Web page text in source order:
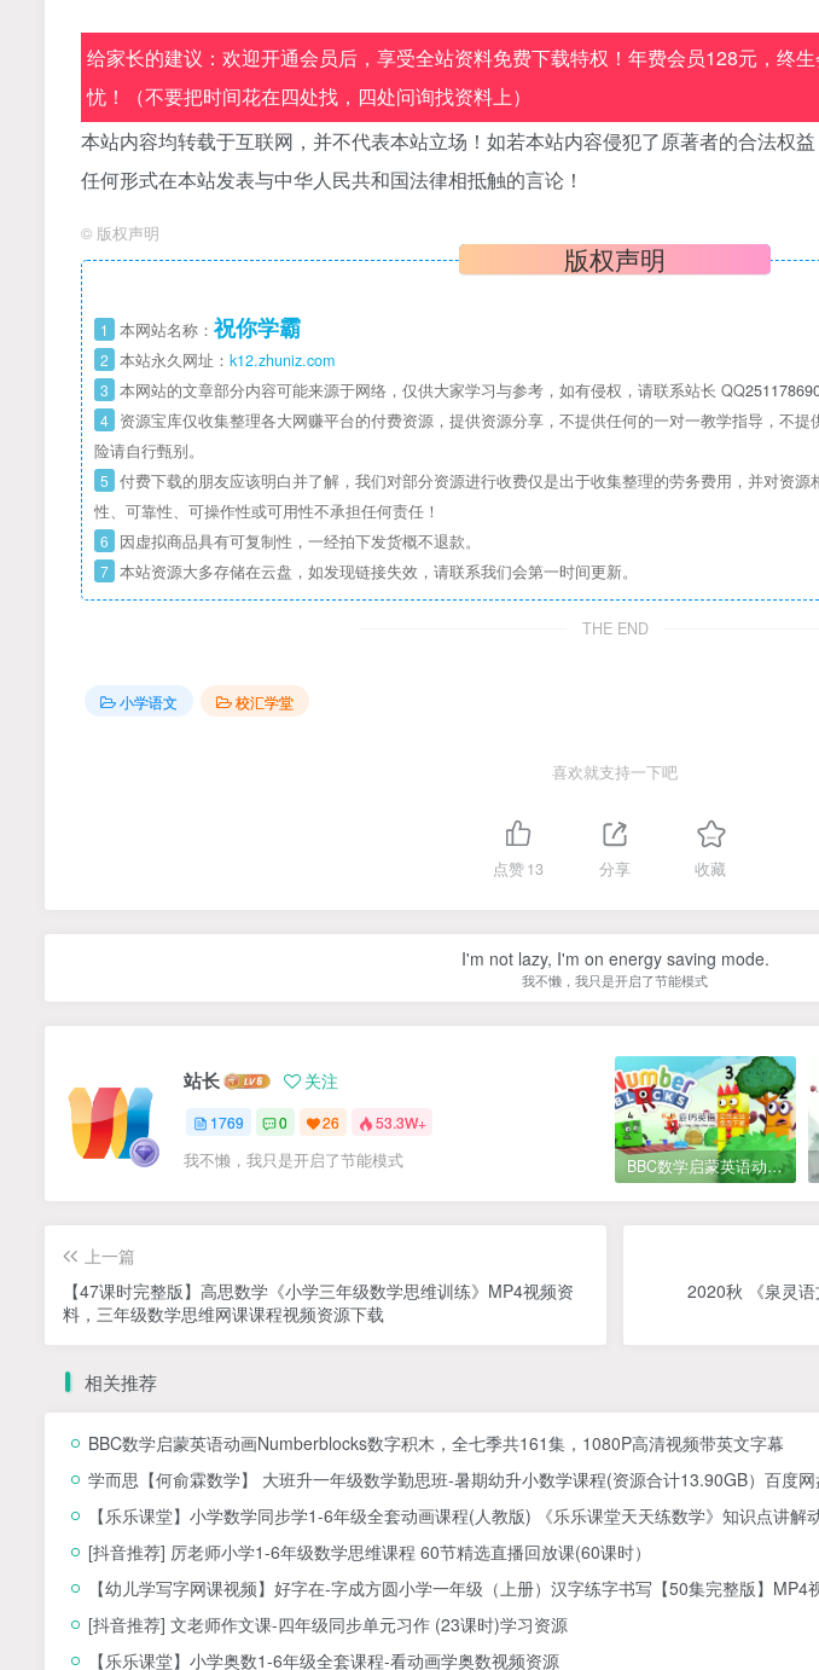
给家长的建议：欢迎开通会员后，享受全站资料免费下载特权！年费会员128元，终
忧！（不要把时间花在四处找，四处问询找资料上）
本站内容均转载于互联网，并不代表本站立场！如若本站内容侵犯了原著者的合法权
任何形式在本站发表与中华人民共和国法律相抵触的言论！
© 版权声明
版权声明
1 本网站名称： 祝你学霸
2 本站永久网址： k12.zhuniz.com
3 本网站的文章部分内容可能来源于网络，仅供大家学习与参考，如有侵权，请联系站长 QQ
4 资源宝库仅收集整理各大网赚平台的付费资源，提供资源分享，不提供任何的一对一教学指导，不
险请自行甄别。
5 付费下载的朋友应该明白并了解，我们对部分资源进行收费仅是出于收集整理的劳务费用，并对资
性、可靠性、可操作性或可用性不承担任何责任！
6 因虚拟商品具有可复制性，一经拍下发货概不退款。
7 本站资源大多存储在云盘，如发现链接失效，请联系我们会第一时间更新。
THE END
小学语文 校汇学堂
喜欢就支持一下吧
点赞13 分享 收藏
I'm not lazy, I'm on energy saving mode.
我不懒，我只是开启了节能模式
站长 关注
1769 0 26 53.3W+
我不懒，我只是开启了节能模式 BBC数学启蒙英语动画Numberblocks数字积木，全七季共161集，1080P高清视频带英文字幕
上一篇
【47课时完整版】高思数学《小学三年级数学思维训练》MP4视频资
料，三年级数学思维网课课程视频资源下载
2020秋 《泉灵
相关推荐
BBC数学启蒙英语动画Numberblocks数字积木，全七季共161集，1080P高清视频带英文字幕
学而思【何俞霖数学】 大班升一年级数学勤思班-暑期幼升小数学课程(资源合计13.90GB）百度
【乐乐课堂】小学数学同步学1-6年级全套动画课程(人教版) 《乐乐课堂天天练数学》知识点讲解
[抖音推荐] 厉老师小学1-6年级数学思维课程 60节精选直播回放课(60课时）
【幼儿学写字网课视频】好字在-字成方圆小学一年级（上册）汉字练字书写【50集完整版】MP4
[抖音推荐] 文老师作文课-四年级同步单元习作 (23课时)学习资源
【乐乐课堂】小学奥数1-6年级全套课程-看动画学奥数视频资源